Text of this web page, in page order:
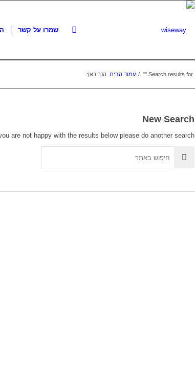
שמרו על קשר
הנך כאן: עמוד הבית / Search results for ""
New Search
are not happy with the results below please do another search